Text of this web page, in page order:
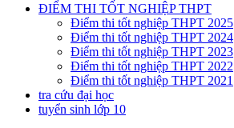
ĐIỂM THI TỐT NGHIỆP THPT
Điểm thi tốt nghiệp THPT 2025
Điểm thi tốt nghiệp THPT 2024
Điểm thi tốt nghiệp THPT 2023
Điểm thi tốt nghiệp THPT 2022
Điểm thi tốt nghiệp THPT 2021
tra cứu đại học
tuyển sinh lớp 10